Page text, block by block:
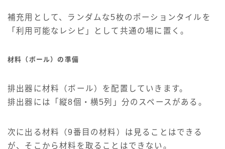
補充用として、ランダムな5枚のポーションタイルを
「利用可能なレシピ」として共通の場に置く。
材料（ボール）の準備
排出器に材料（ボール）を配置していきます。
排出器には「縦8個・横5列」分のスペースがある。
次に出る材料（9番目の材料）は見ることはできる
が、そこから材料を取ることはできない。